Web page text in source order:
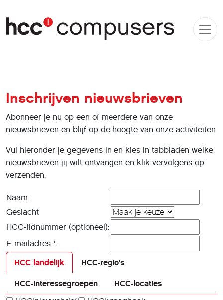
Inschrijven nieuwsbrieven
Abonneer je nu op een of meerdere van onze
nieuwsbrieven en blijf op de hoogte van onze activiteiten
Vul hieronder je gegevens in en kies in tabbladen welke
nieuwsbrieven jij wilt ontvangen en klik vervolgens op
verzenden.
Naam:
Geslacht
HCC-lidnummer (optioneel):
E-mailadres *:
HCC landelijk
HCC-regio's
HCC-interessegroepen
HCC-locaties